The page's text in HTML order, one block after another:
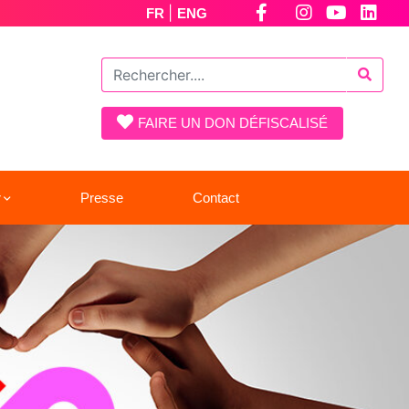
FR ENG
FAIRE UN DON DÉFISCALISÉ
Presse Contact